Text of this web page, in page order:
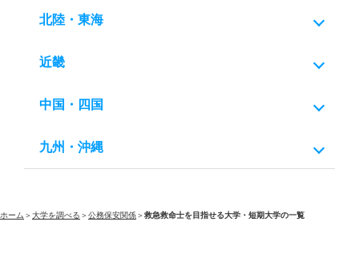
北陸・東海
近畿
中国・四国
九州・沖縄
ホーム ＞大学を調べる ＞公務保安関係＞救急救命士を目指せる大学・短期大学の一覧